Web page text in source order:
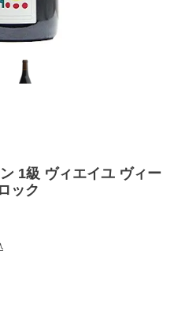
1級 ヴィエイユ ヴィー
ック